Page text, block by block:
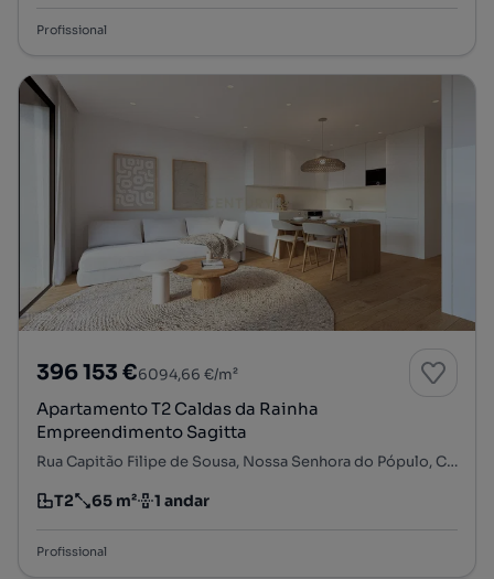
Profissional
396 153 €6094,66 €/m²
Apartamento T2 Caldas da Rainha
Empreendimento Sagitta
Rua Capitão Filipe de Sousa, Nossa Senhora do Pópulo, Coto e São Gregório, Caldas da Rainha, Leiria
Tipologia
T2
Preço por metro quadrado
65 m²
Andar 1 andar
Profissional